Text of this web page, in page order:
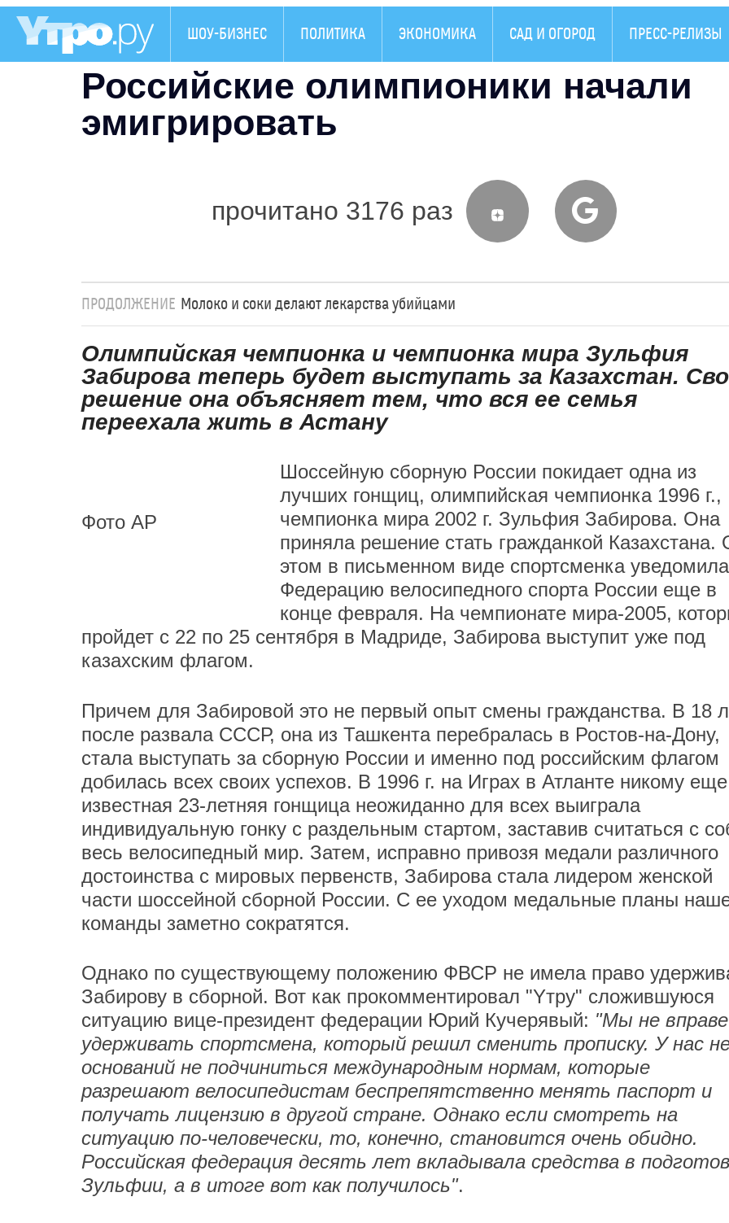
ШОУ-БИЗНЕС ПОЛИТИКА ЭКОНОМИКА САД И ОГОРОД ПРЕСС-РЕЛИЗЫ
Российские олимпионики начали
эмигрировать
прочитано 3176 раз
ПРОДОЛЖЕНИЕ Молоко и соки делают лекарства убийцами
Олимпийская чемпионка и чемпионка мира Зульфия
Забирова теперь будет выступать за Казахстан.
решение она объясняет тем, что вся ее семья
переехала жить в Астану
Фото AP
Шоссейную сборную России покидает одна из
лучших гонщиц, олимпийская чемпионка 1996 г.,
чемпионка мира 2002 г. Зульфия Забирова. Она
приняла решение стать гражданкой Казахстана.
этом в письменном виде спортсменка уведомила
Федерацию велосипедного спорта России еще в
конце февраля. На чемпионате мира-2005,
пройдет с 22 по 25 сентября в Мадриде, Забирова выступит уже под
казахским флагом.
Причем для Забировой это не первый опыт смены гражданства. В 18
после развала СССР, она из Ташкента перебралась в Ростов-на-Дону,
стала выступать за сборную России и именно под российским флагом
добилась всех своих успехов. В 1996 г. на Играх в Атланте никому
известная 23-летняя гонщица неожиданно для всех выиграла
индивидуальную гонку с раздельным стартом, заставив считаться с
весь велосипедный мир. Затем, исправно привозя медали различного
достоинства с мировых первенств, Забирова стала лидером женской
части шоссейной сборной России. С ее уходом медальные планы
команды заметно сократятся.
Однако по существующему положению ФВСР не имела право
Забирову в сборной. Вот как прокомментировал "Yтру" сложившуюся
ситуацию вице-президент федерации Юрий Кучерявый: "Мы не вправе
удерживать спортсмена, который решил сменить прописку. У нас
оснований не подчиниться международным нормам, которые
разрешают велосипедистам беспрепятственно менять паспорт и
получать лицензию в другой стране. Однако если смотреть на
ситуацию по-человечески, то, конечно, становится очень обидно.
Российская федерация десять лет вкладывала средства в
Зульфии, а в итоге вот как получилось".